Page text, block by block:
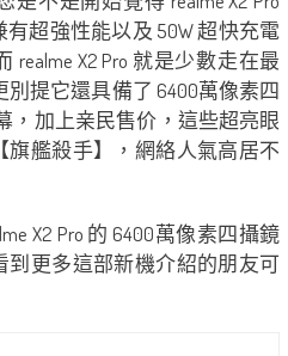
超強性能以及 50W 超快充電
X2 Pro 就是少數走在最
提它還具備了 6400萬像素四
，加上亲民售价，這些超亮眼
艦殺手】，網絡人氣高居不
X2 Pro 的 6400萬像素四攝鏡
更多這部新機介紹的朋友可